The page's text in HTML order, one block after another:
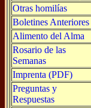
Otras homilías
Boletines Anteriores
Alimento del Alma
Rosario de las
Semanas
Imprenta (PDF)
Preguntas y
Respuestas